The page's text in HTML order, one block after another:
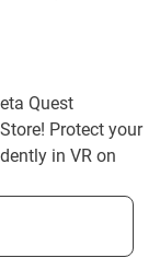
Quest
Protect your
in VR on